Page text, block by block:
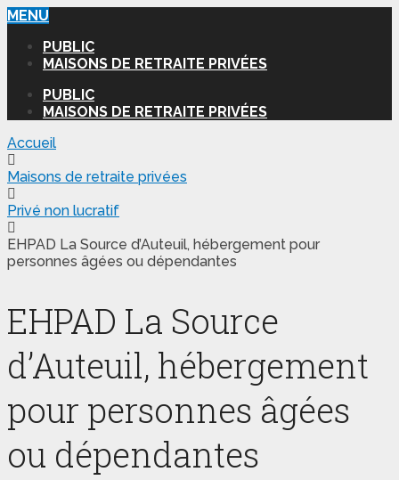
MENU
PUBLIC
MAISONS DE RETRAITE PRIVÉES
PUBLIC
MAISONS DE RETRAITE PRIVÉES
Accueil
Maisons de retraite privées
Privé non lucratif
EHPAD La Source d’Auteuil, hébergement pour
personnes âgées ou dépendantes
EHPAD La Source
d’Auteuil, hébergement
pour personnes âgées
ou dépendantes